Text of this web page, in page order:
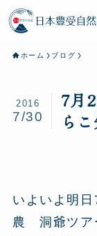
ホーム ブログ
7月
ら
2016
7/30
いよいよ明
農 洞爺ツア